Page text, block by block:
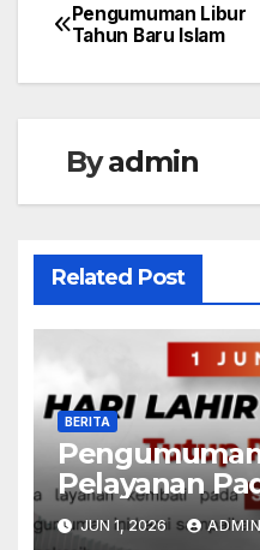
Post
navigation
Pengumuman Libur
Tahun Baru Islam
Byadmin
Related Post
BERITA
Pengumuman
Pelayanan
Pancasila
JUN 1, 2026 ADMIN